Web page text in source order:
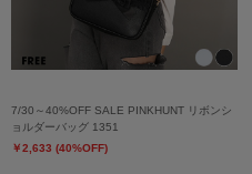
7/30～40%OFF SALE PINKHUNT リボンシ
ョルダーバッグ 1351
￥2,633 (40%OFF)